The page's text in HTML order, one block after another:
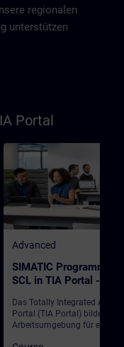
regionalen
unterstützen
Portal
Advanced
SIMATIC
SCL in TIA Portal -
(Präsenz-Training)
Das Totally Integrated
Portal (TIA Portal) bildet die
Arbeitsumgebung für ein